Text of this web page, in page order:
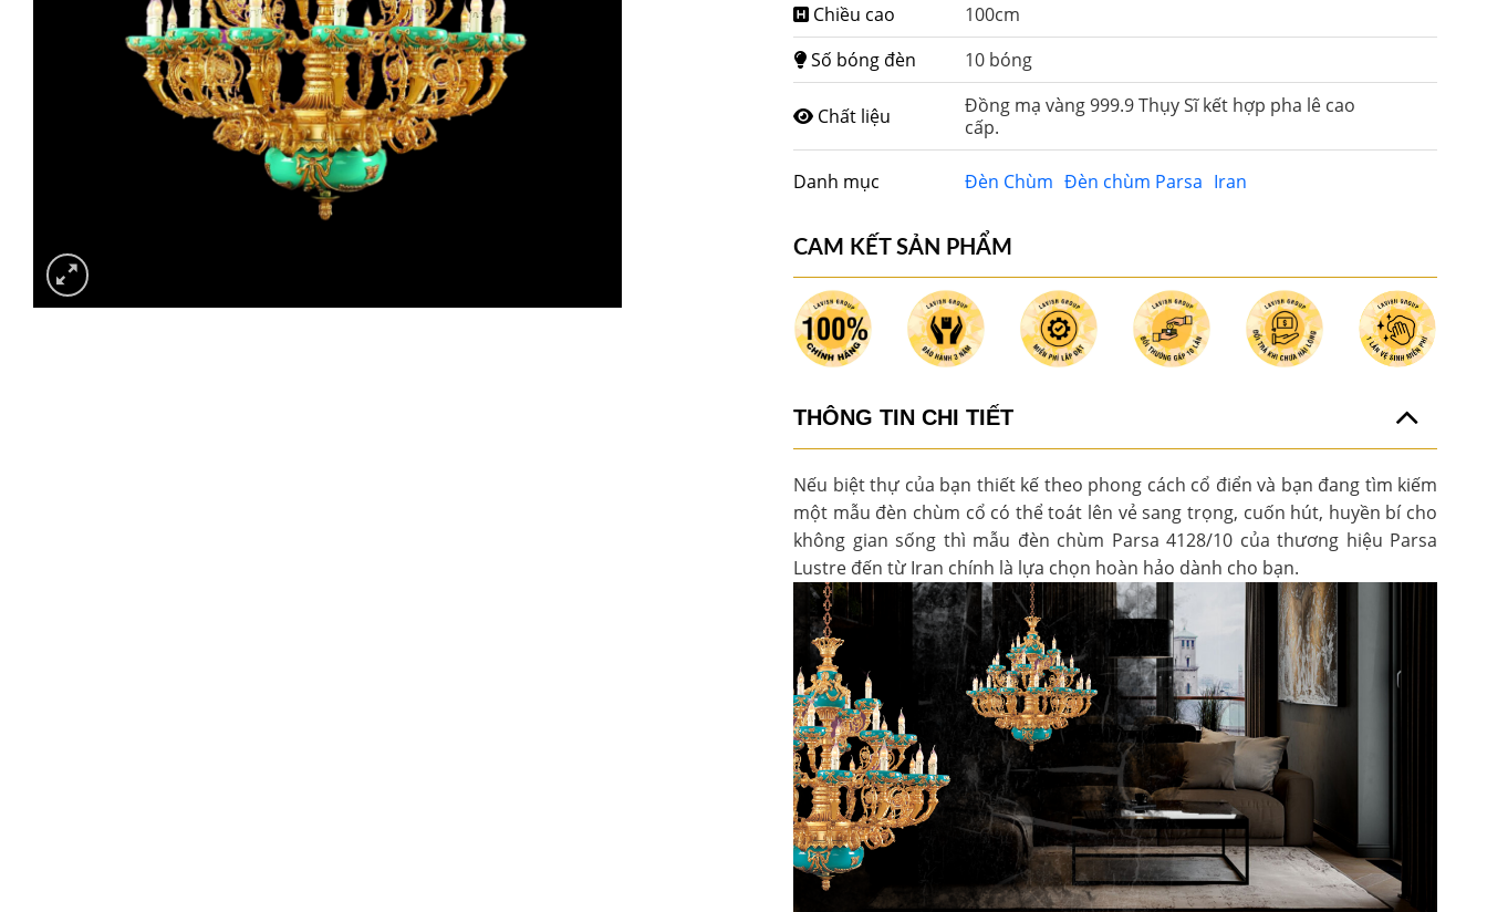
Chiều cao
100cm
Số bóng đèn
10 bóng
Chất liệu
Đồng mạ vàng 999.9 Thụy Sĩ kết hợp pha lê cao
cấp.
Danh mục Đèn Chùm Đèn chùm Parsa Iran
CAM KẾT SẢN PHẨM
THÔNG TIN CHI TIẾT
Nếu biệt thự của bạn thiết kế theo phong cách cổ điển và bạn đang tìm kiếm
một mẫu đèn chùm cổ có thể toát lên vẻ sang trọng, cuốn hút, huyền bí cho
không gian sống thì mẫu đèn chùm Parsa 4128/10 của thương hiệu Parsa
Lustre đến từ Iran chính là lựa chọn hoàn hảo dành cho bạn.